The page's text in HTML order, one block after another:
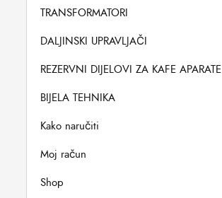
TRANSFORMATORI
DALJINSKI UPRAVLJAČI
REZERVNI DIJELOVI ZA KAFE APARATE
BIJELA TEHNIKA
Kako naručiti
Moj račun
Shop